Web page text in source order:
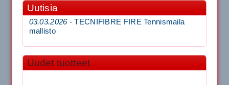
Uutisia
03.03.2026 -TECNIFIBRE FIRE Tennismaila
mallisto
Uudet tuotteet